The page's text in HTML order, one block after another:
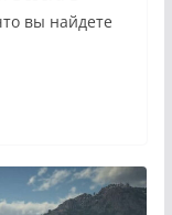
вы найдете